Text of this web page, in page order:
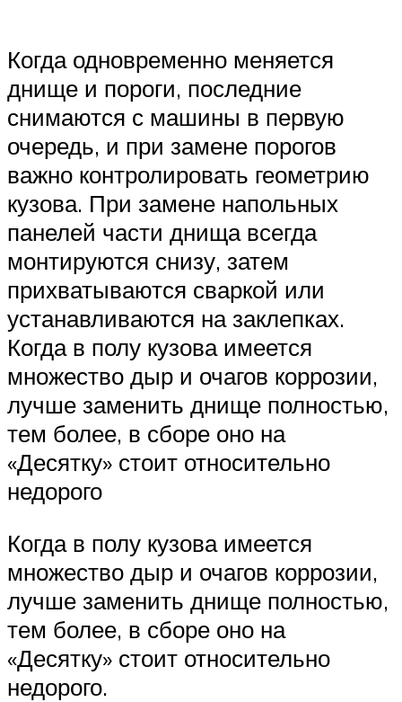
Когда одновременно меняется
днище и пороги, последние
снимаются с машины в первую
очередь, и при замене порогов
важно контролировать геометрию
кузова. При замене напольных
панелей части днища всегда
монтируются снизу, затем
прихватываются сваркой или
устанавливаются на заклепках.
Когда в полу кузова имеется
множество дыр и очагов коррозии,
лучше заменить днище полностью,
тем более, в сборе оно на
«Десятку» стоит относительно
недорого
Когда в полу кузова имеется
множество дыр и очагов коррозии,
лучше заменить днище полностью,
тем более, в сборе оно на
«Десятку» стоит относительно
недорого.